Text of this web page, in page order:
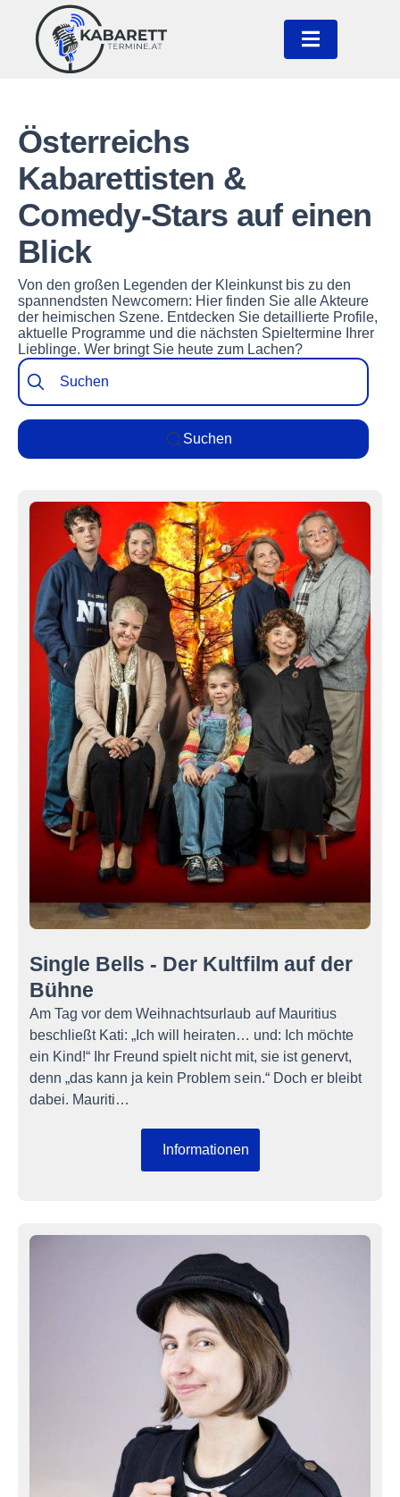
Österreichs
Kabarettisten &
Comedy-Stars auf einen
Blick
Von den großen Legenden der Kleinkunst bis zu den
spannendsten Newcomern: Hier finden Sie alle Akteure
der heimischen Szene. Entdecken Sie detaillierte Profile,
aktuelle Programme und die nächsten Spieltermine Ihrer
Lieblinge. Wer bringt Sie heute zum Lachen?
Suchen
Single Bells - Der Kultfilm auf der
Bühne
Am Tag vor dem Weihnachtsurlaub auf Mauritius
beschließt Kati: „Ich will heiraten… und: Ich möchte
ein Kind!“ Ihr Freund spielt nicht mit, sie ist genervt,
denn „das kann ja kein Problem sein.“ Doch er bleibt
dabei. Mauriti…
Informationen